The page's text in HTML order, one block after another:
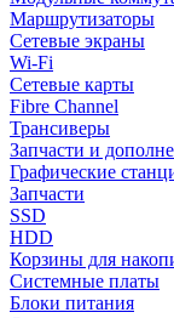
Маршрутизаторы
Сетевые экраны
Wi-Fi
Сетевые карты
Fibre Channel
Трансиверы
Запчасти и
Графические
Запчасти
SSD
HDD
Корзины для
Системные платы
Блоки питания